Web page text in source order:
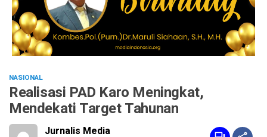
NASIONAL
Realisasi PAD Karo Meningkat,
Mendekati Target Tahunan
Jurnalis Media